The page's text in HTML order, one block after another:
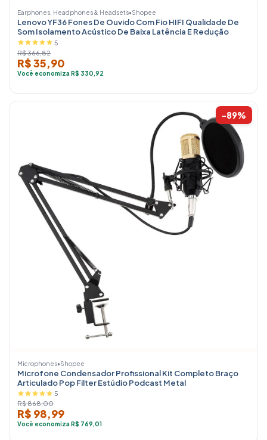
Earphones, Headphones & Headsets•Shopee
Lenovo YF36 Fones De Ouvido Com Fio HIFI Qualidade De
Som Isolamento Acústico De Baixa Latência E Redução
5
R$ 366,82
R$ 35,90
Você economiza R$ 330,92
-89%
Microphones•Shopee
Microfone Condensador Profissional Kit Completo Braço
Articulado Pop Filter Estúdio Podcast Metal
5
R$ 868,00
R$ 98,99
Você economiza R$ 769,01